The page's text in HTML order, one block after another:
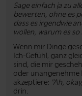
Sage einfach ja zu
bewerten, ohne es
dass es irgendwie
wollen, warum es so
Wenn mir Dinge
Ich-Gefühl, ganz
sind, die mir
oder unangenehme
akzeptiere: "Ah,
drin.